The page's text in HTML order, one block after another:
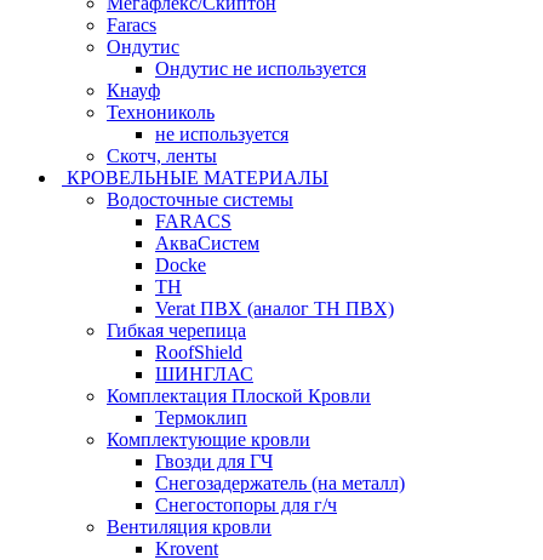
Faracs
Ондутис
Ондутис не используется
Кнауф
Технониколь
не используется
Скотч, ленты
КРОВЕЛЬНЫЕ МАТЕРИАЛЫ
Водосточные системы
FARACS
АкваСистем
Docke
ТН
Verat ПВХ (аналог ТН ПВХ)
Гибкая черепица
RoofShield
ШИНГЛАС
Комплектация Плоской Кровли
Термоклип
Комплектующие кровли
Гвозди для ГЧ
Снегозадержатель (на металл)
Снегостопоры для г/ч
Вентиляция кровли
Krovent